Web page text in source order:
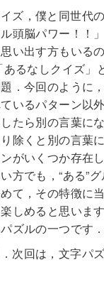
ズ，僕と同世代
頭脳パワー！！
い出す方もいる
あるなしクイズ」
．今回のように
いるパターン以
たら別の言葉に
除くと別の言葉
がいくつか存在
方でも，“ある”
て，その特徴に
しめると思いま
ズルの一つです．
次回は，文字パ